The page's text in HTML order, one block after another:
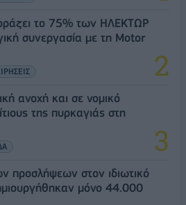
το 75% των ΗΛΕΚΤΩΡ
συνεργασία με τη Motor
ανοχή και σε νομικό
της πυρκαγιάς στη
προσλήψεων στον ιδιωτικό
μόνο 44.000